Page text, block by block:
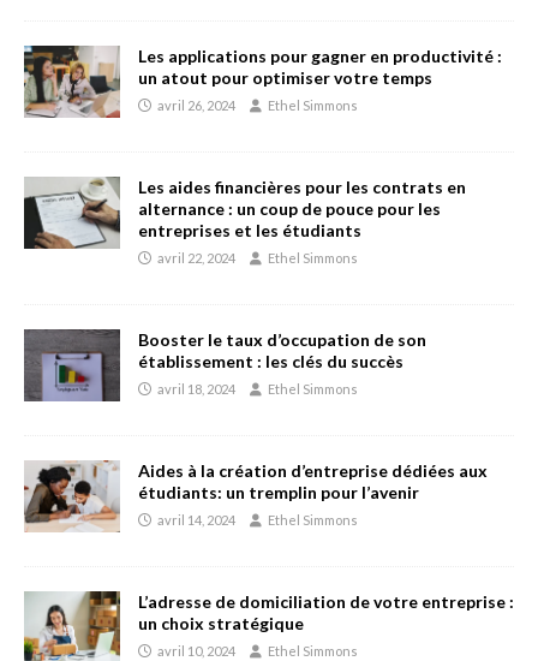
Les applications pour gagner en productivité :
un atout pour optimiser votre temps
avril 26, 2024 Ethel Simmons
Les aides financières pour les contrats en
alternance : un coup de pouce pour les
entreprises et les étudiants
avril 22, 2024 Ethel Simmons
Booster le taux d’occupation de son
établissement : les clés du succès
avril 18, 2024 Ethel Simmons
Aides à la création d’entreprise dédiées aux
étudiants: un tremplin pour l’avenir
avril 14, 2024 Ethel Simmons
L’adresse de domiciliation de votre entreprise :
un choix stratégique
avril 10, 2024 Ethel Simmons